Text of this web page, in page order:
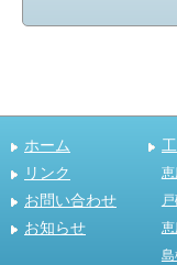
ホーム
リンク
お問い合わせ
お知らせ
恵